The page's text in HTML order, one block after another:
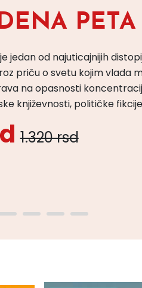
PETA
jedan od najuticajnijih
priču o svetu kojim vlada
na opasnosti
književnosti, političke
1.320 rsd